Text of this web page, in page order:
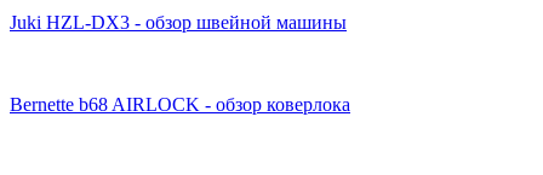
Juki HZL-DX3 - обзор швейной машины
Bernette b68 AIRLOCK - обзор коверлока